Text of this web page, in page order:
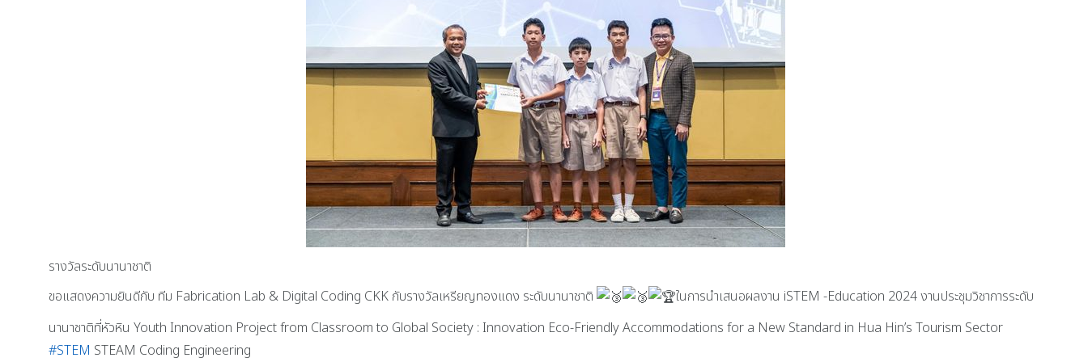
รางวัลระดับนานาชาติ
ขอแสดงความยินดีกับ ทีม Fabrication Lab & Digital Coding CKK กับรางวัลเหรียญทองแดง ระดับนานาชาติ
ในการนำเสนอผลงาน iSTEM -Education 2024 งานประชุมวิชาการระดับ
นานาชาติที่หัวหิน Youth Innovation Project from Classroom to Global Society : Innovation Eco-Friendly Accommodations for a New Standard in Hua Hin’s Tourism Sector
#STEM STEAM Coding Engineering